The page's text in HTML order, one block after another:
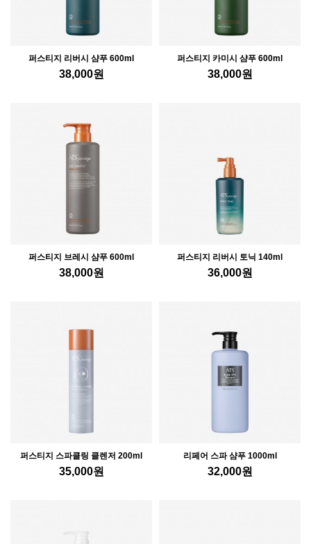
퍼스티지 리버시 샴푸 600ml
38,000원
퍼스티지 카미시 샴푸 600ml
38,000원
퍼스티지 브레시 샴푸 600ml
38,000원
퍼스티지 리버시 토닉 140ml
36,000원
퍼스티지 스파클링 클렌저 200ml
35,000원
리페어 스파 샴푸 1000ml
32,000원